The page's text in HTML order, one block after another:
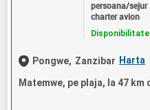
persoana/sejur
charter avion
Disponibilitate
Pongwe, Zanzibar Harta
Matemwe, pe plaja, la 47